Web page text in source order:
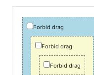
Forbid drag
Forbid drag
Forbid drag